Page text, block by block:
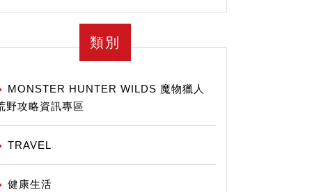
類別
MONSTER HUNTER WILDS 魔物獵人
野攻略資訊專區
TRAVEL
健康生活